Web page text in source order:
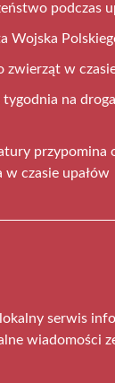
podczas
Wojska
zwierząt w
tygodnia na
przypomina
w czasie upałów
serwis
wiadomości